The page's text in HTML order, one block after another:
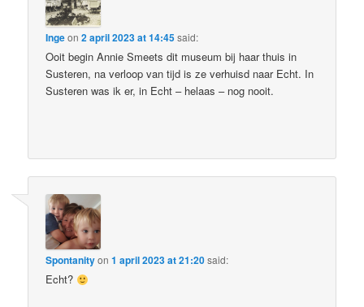
Ingeon2 april 2023 at 14:45said:
Ooit begin Annie Smeets dit museum bij haar thuis in
Susteren, na verloop van tijd is ze verhuisd naar Echt. In
Susteren was ik er, in Echt – helaas – nog nooit.
Spontanityon1 april 2023 at 21:20said:
Echt?